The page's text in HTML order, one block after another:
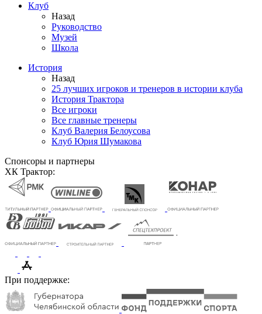
Клуб
Назад
Руководство
Музей
Школа
История
Назад
25 лучших игроков и тренеров в истории клуба
История Трактора
Все игроки
Все главные тренеры
Клуб Валерия Белоусова
Клуб Юрия Шумакова
Спонсоры и партнеры
ХК Трактор:
При поддержке: